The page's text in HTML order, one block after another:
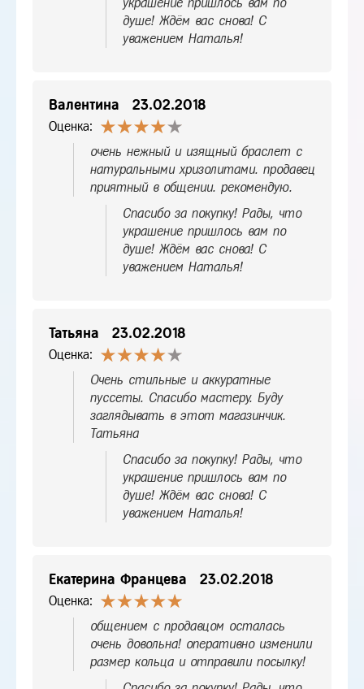
украшение пришлось вам по
душе! Ждём вас снова! С
уважением Наталья!
Валентина 23.02.2018
Оценка:
очень нежный и изящный браслет с
натуральными хризолитами. продавец
приятный в общении. рекомендую.
Спасибо за покупку! Рады, что
украшение пришлось вам по
душе! Ждём вас снова! С
уважением Наталья!
Татьяна 23.02.2018
Оценка:
Очень стильные и аккуратные
пуссеты. Спасибо мастеру. Буду
заглядывать в этот магазинчик.
Татьяна
Спасибо за покупку! Рады, что
украшение пришлось вам по
душе! Ждём вас снова! С
уважением Наталья!
Екатерина Францева 23.02.2018
Оценка:
общением с продавцом осталась
очень довольна! оперативно изменили
размер кольца и отправили посылку!